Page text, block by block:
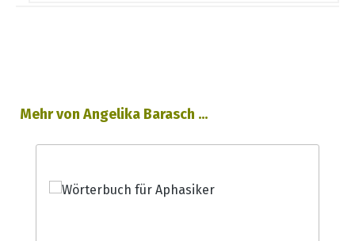
Produktgalerie überspringen
Mehr von Angelika Barasch ...